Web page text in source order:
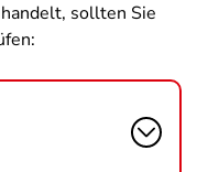
sollten Sie